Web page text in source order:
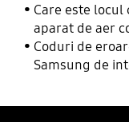
Care este
aparat de aer
Coduri de
Samsung de